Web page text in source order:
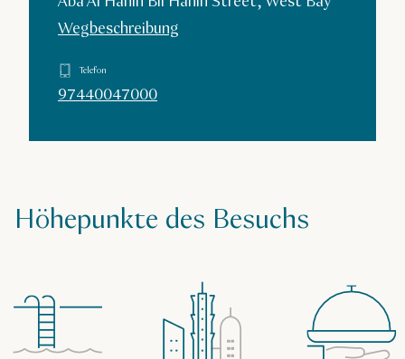
Wegbeschreibung
Telefon
97440047000
Höhepunkte des Besuchs